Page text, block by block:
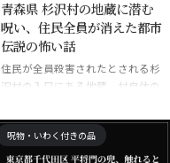
青森県 杉沢村の地蔵に潜む
呪い、住民全員が消えた都市
伝説の怖い話
住民が全員殺害されたとされる杉
沢村の入口にある地蔵。村自体の
説。
呪物・いわく付きの品